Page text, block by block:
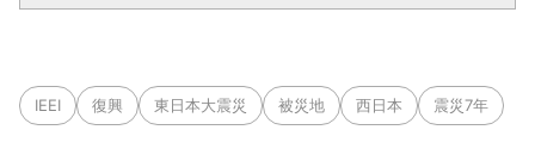
IEEI 復興 東日本大震災 被災地 西日本 震災7年